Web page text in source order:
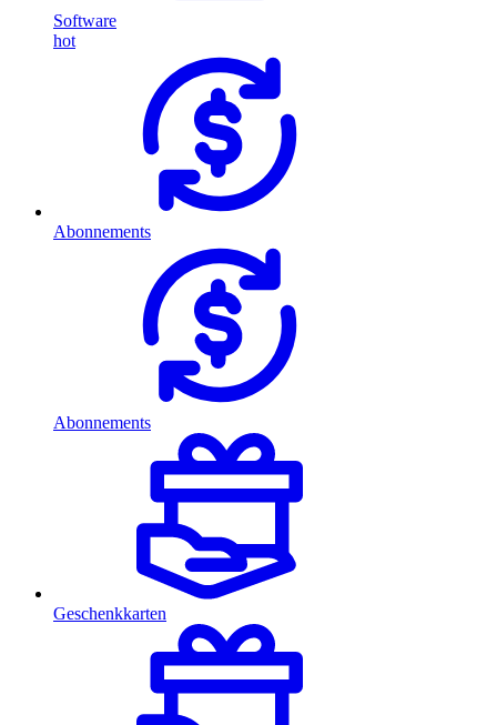
Software
hot
Abonnements
Abonnements
Geschenkkarten